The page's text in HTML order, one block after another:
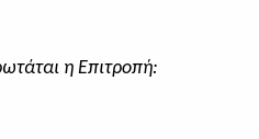
η Επιτροπή: